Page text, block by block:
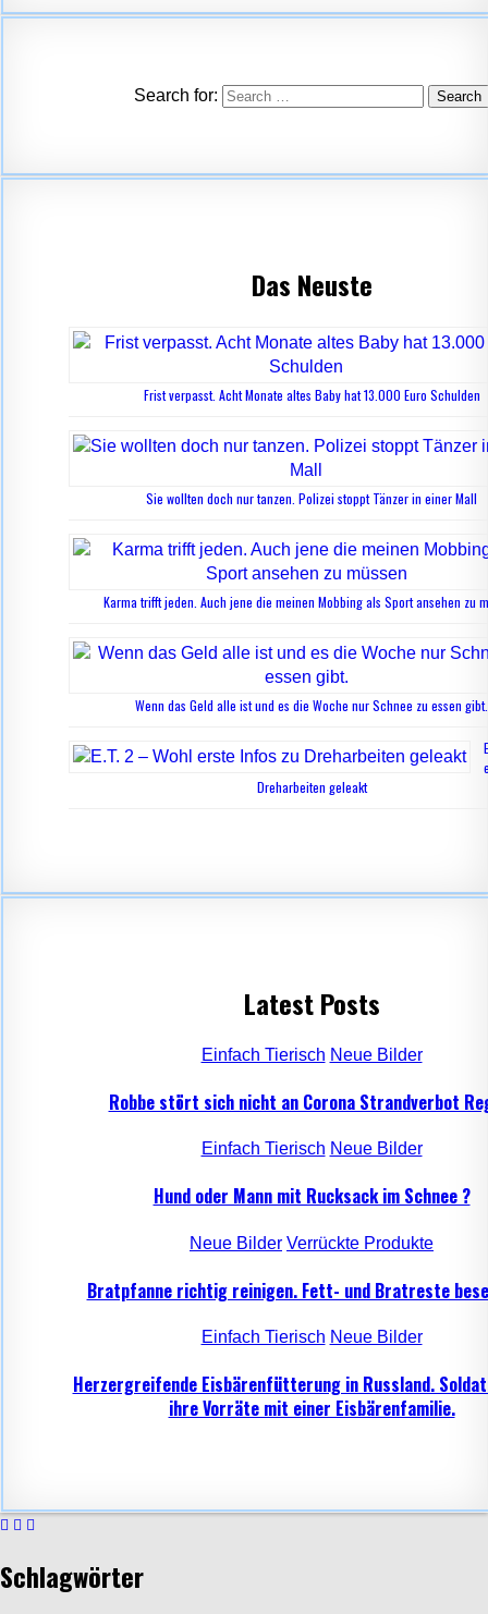
Search for:
Das Neuste
Frist verpasst. Acht Monate altes Baby hat 13.000 Euro Schulden
Sie wollten doch nur tanzen. Polizei stoppt Tänzer in einer Mall
Karma trifft jeden. Auch jene die meinen Mobbing als Sport ansehen zu
Wenn das Geld alle ist und es die Woche nur Schnee zu essen gibt.
Dreharbeiten geleakt
Latest Posts
Einfach Tierisch Neue Bilder
Robbe stört sich nicht an Corona Strandverbot
Einfach Tierisch Neue Bilder
Hund oder Mann mit Rucksack im Schnee ?
Neue Bilder Verrückte Produkte
Bratpfanne richtig reinigen. Fett- und Bratreste
Einfach Tierisch Neue Bilder
Herzergreifende Eisbärenfütterung in Russland.
ihre Vorräte mit einer Eisbärenfamilie.
Schlagwörter